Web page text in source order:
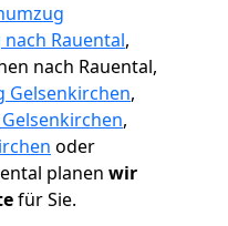
Rauental,
nach Rauental,
Gelsenkirchen,
,
oder
planen wir
für Sie.